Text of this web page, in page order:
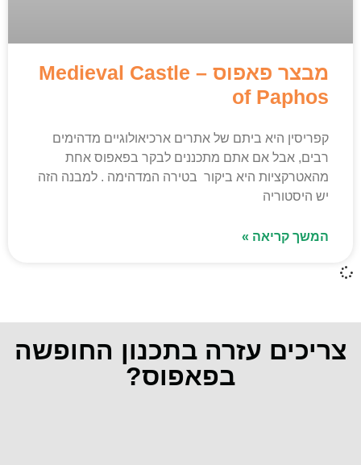
מבצר פאפוס – Medieval Castle
of Paphos
קפריסין היא ביתם של אתרים ארכיאולוגיים מדהימים
רבים, אבל אם אתם מתכננים לבקר בפאפוס אחת
מהאטרקציות היא ביקור בטירה המדהימה . למבנה הזה
יש היסטוריה
המשך קריאה »
צריכים עזרה בתכנון החופשה
בפאפוס?